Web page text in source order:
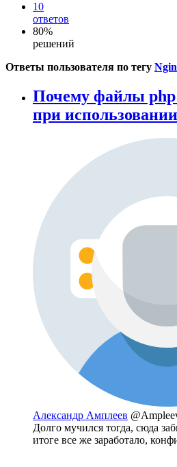
10
ответов
80%
решений
Ответы пользователя по тегу
Почему файлы php
при
Александр Амплеев
Долго мучился тогда, сюда
итоге все же заработало,